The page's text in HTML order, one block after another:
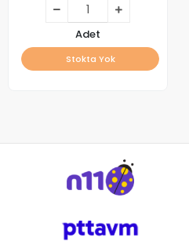
Adet
Stokta Yok